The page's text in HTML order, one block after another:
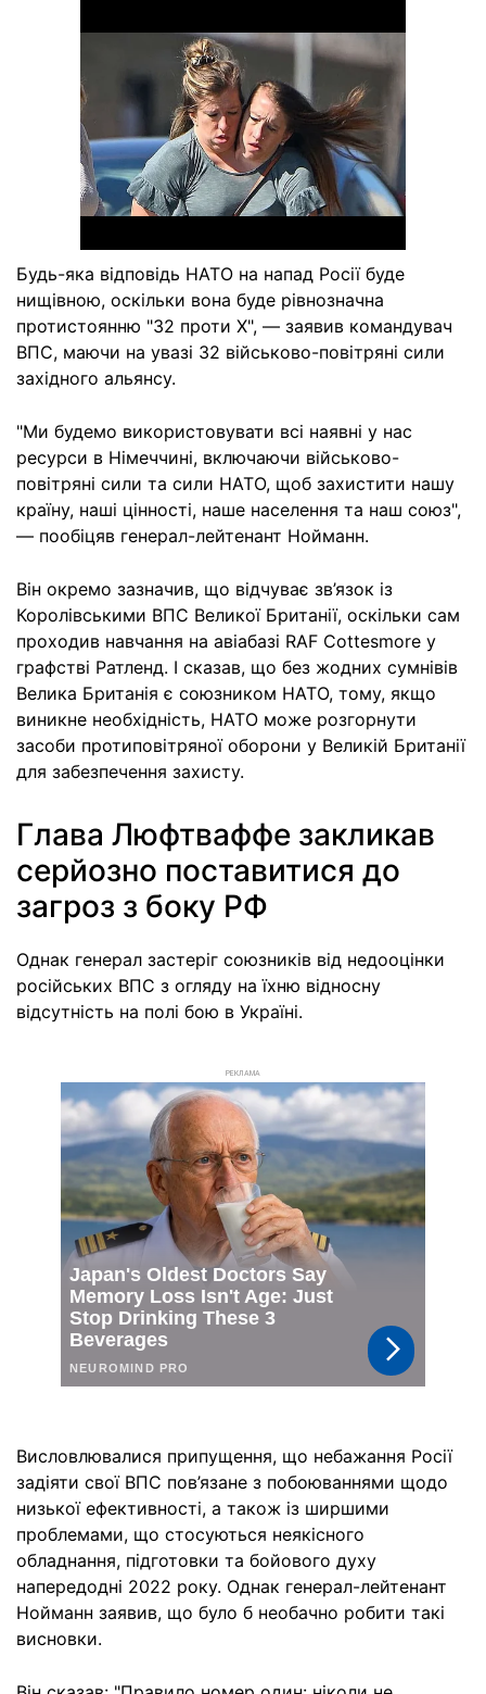
Будь-яка відповідь НАТО на напад Росії буде
нищівною, оскільки вона буде рівнозначна
протистоянню "32 проти X", — заявив командувач
ВПС, маючи на увазі 32 військово-повітряні сили
західного альянсу.
"Ми будемо використовувати всі наявні у нас
ресурси в Німеччині, включаючи військово-
повітряні сили та сили НАТО, щоб захистити нашу
країну, наші цінності, наше населення та наш союз",
— пообіцяв генерал-лейтенант Нойманн.
Він окремо зазначив, що відчуває зв’язок із
Королівськими ВПС Великої Британії, оскільки сам
проходив навчання на авіабазі RAF Cottesmore у
графстві Ратленд. І сказав, що без жодних сумнівів
Велика Британія є союзником НАТО, тому, якщо
виникне необхідність, НАТО може розгорнути
засоби протиповітряної оборони у Великій Британії
для забезпечення захисту.
Глава Люфтваффе закликав
серйозно поставитися до
загроз з боку РФ
Однак генерал застеріг союзників від недооцінки
російських ВПС з огляду на їхню відносну
відсутність на полі бою в Україні.
РЕКЛАМА
Висловлювалися припущення, що небажання Росії
задіяти свої ВПС пов’язане з побоюваннями щодо
низької ефективності, а також із ширшими
проблемами, що стосуються неякісного
обладнання, підготовки та бойового духу
напередодні 2022 року. Однак генерал-лейтенант
Нойманн заявив, що було б необачно робити такі
висновки.